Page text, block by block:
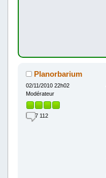
Planorbarium
02/11/2010 22h02
Modérateur
7 112